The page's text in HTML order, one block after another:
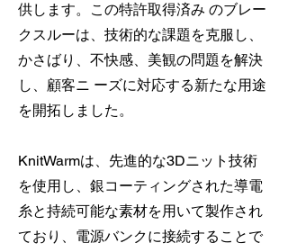
供します。この特許取得済み のブレー
クスルーは、技術的な課題を克服し、
かさばり、不快感、美観の問題を解決
し、顧客ニ ーズに対応する新たな用途
を開拓しました。
KnitWarmは、先進的な3Dニット技術
を使用し、銀コーティングされた導電
糸と持続可能な素材を用いて製作され
ており、電源バンクに接続することで